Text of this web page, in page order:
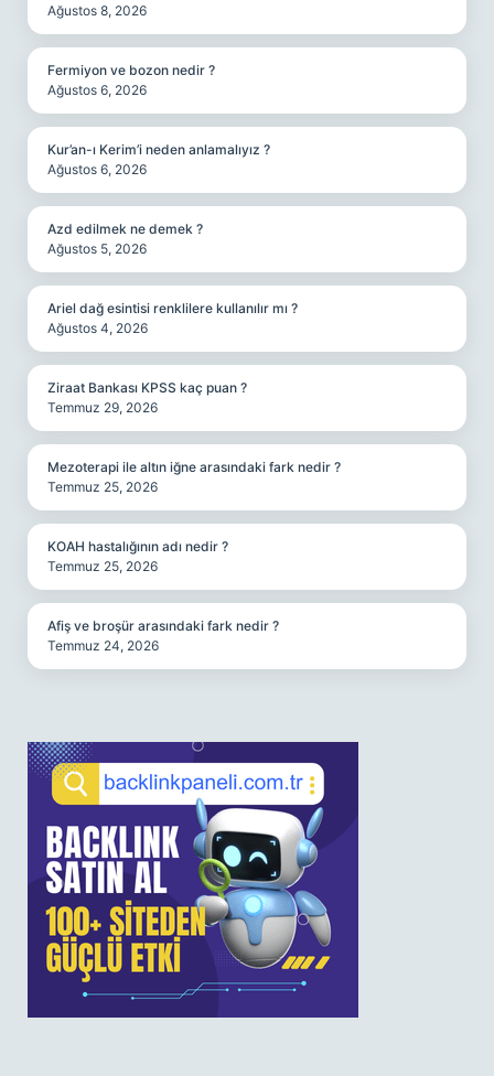
Ağustos 8, 2026
Fermiyon ve bozon nedir ?
Ağustos 6, 2026
Kur’an-ı Kerim’i neden anlamalıyız ?
Ağustos 6, 2026
Azd edilmek ne demek ?
Ağustos 5, 2026
Ariel dağ esintisi renklilere kullanılır mı ?
Ağustos 4, 2026
Ziraat Bankası KPSS kaç puan ?
Temmuz 29, 2026
Mezoterapi ile altın iğne arasındaki fark nedir ?
Temmuz 25, 2026
KOAH hastalığının adı nedir ?
Temmuz 25, 2026
Afiş ve broşür arasındaki fark nedir ?
Temmuz 24, 2026